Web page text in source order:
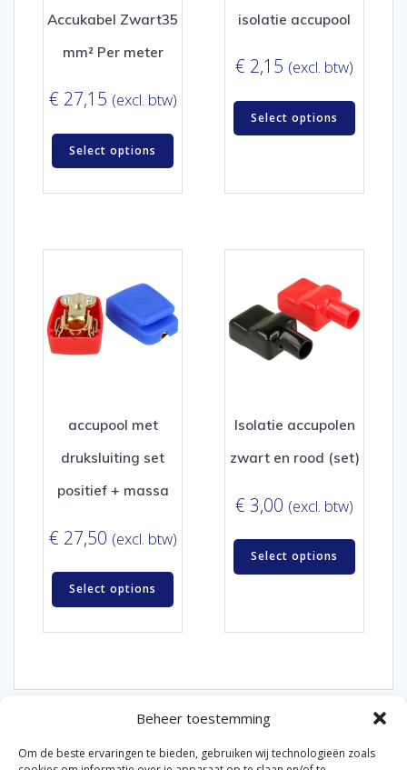
Beheer toestemming
Om de beste ervaringen te bieden, gebruiken wij technologieën zoals
Accukabel Zwart35
mm² Per meter
€ 27,15 (excl. btw)
Select options
isolatie accupool
€ 2,15 (excl. btw)
Select options
accupool met
druksluiting set
positief + massa
€ 27,50 (excl. btw)
Select options
Isolatie accupolen
zwart en rood (set)
€ 3,00 (excl. btw)
Select options